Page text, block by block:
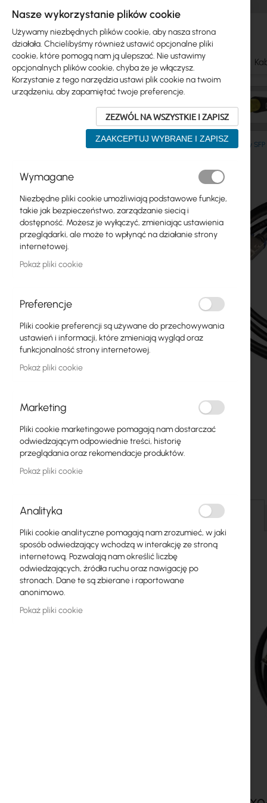
Ubiquiti Mikrotik WiFi & SOHO
Kable DAC, moduły
Skip
product
list
Ubiquiti
Mikrotik
WiFi & SOHO
Anteny
Switch
Punkty dostępowe
Kable koncentryczne
Zasilanie
GPON
Kable LAN
Routery LAN
Licencje MikroTik
Monitoring, Smart Home IoT
Zewnętrzne urządzenia WiFi
na
galerii
Przejdź
na
Szczegóły
Nasze wykorzystanie plików cookie
Używamy niezbędnych plików cookie, aby nasza strona
działała. Chcielibyśmy również ustawić opcjonalne pliki
cookie, które pomogą nam ją ulepszać. Nie ustawimy
opcjonalnych plików cookie, chyba że je włączysz.
Korzystanie z tego narzędzia ustawi plik cookie na twoim
urządzeniu, aby zapamiętać twoje preferencje.
ZEZWÓL NA WSZYSTKIE I ZAPISZ
ZAAKCEPTUJ WYBRANE I ZAPISZ
Wymagane
Niezbędne pliki cookie umożliwiają podstawowe funkcje,
takie jak bezpieczeństwo, zarządzanie siecią i
dostępność. Możesz je wyłączyć, zmieniając ustawienia
przeglądarki, ale może to wpłynąć na działanie strony
internetowej.
Pokaż pliki cookie
Preferencje
Pliki cookie preferencji są używane do przechowywania
ustawień i informacji, które zmieniają wygląd oraz
funkcjonalność strony internetowej.
Pokaż pliki cookie
Marketing
Pliki cookie marketingowe pomagają nam dostarczać
odwiedzającym odpowiednie treści, historię
przeglądania oraz rekomendacje produktów.
Pokaż pliki cookie
Analityka
Pliki cookie analityczne pomagają nam zrozumieć, w jaki
sposób odwiedzający wchodzą w interakcję ze stroną
internetową. Pozwalają nam określić liczbę
odwiedzających, źródła ruchu oraz nawigację po
stronach. Dane te są zbierane i raportowane
anonimowo.
Pokaż pliki cookie